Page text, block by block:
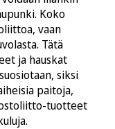
Koko
vaan
Tätä
ja hauskat
siksi
paitoja,
tuotteet